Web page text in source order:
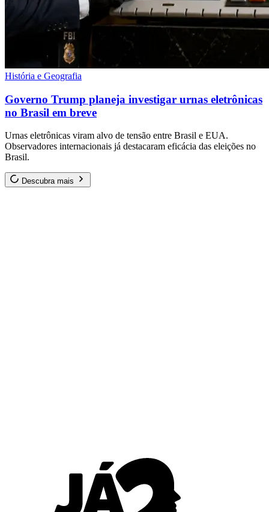
História e Geografia
Governo Trump planeja investigar urnas eletrônicas
no Brasil em breve
Urnas eletrônicas viram alvo de tensão entre Brasil e EUA.
Observadores internacionais já destacaram eficácia das eleições no
Brasil.
Descubra mais